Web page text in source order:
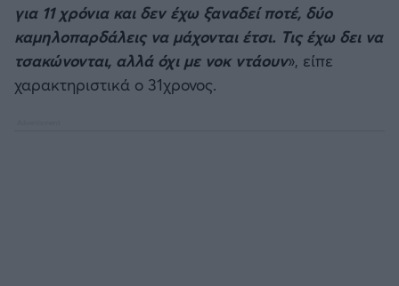
για 11 χρόνια και δεν έχω ξαναδεί ποτέ, δύο
καμηλοπαρδάλεις να μάχονται έτσι. Τις έχω δει να
τσακώνονται, αλλά όχι με νοκ ντάουν», είπε
χαρακτηριστικά ο 31χρονος.